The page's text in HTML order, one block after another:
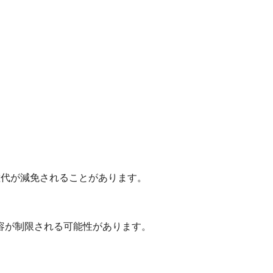
が減免されることがあります。
制限される可能性があります。